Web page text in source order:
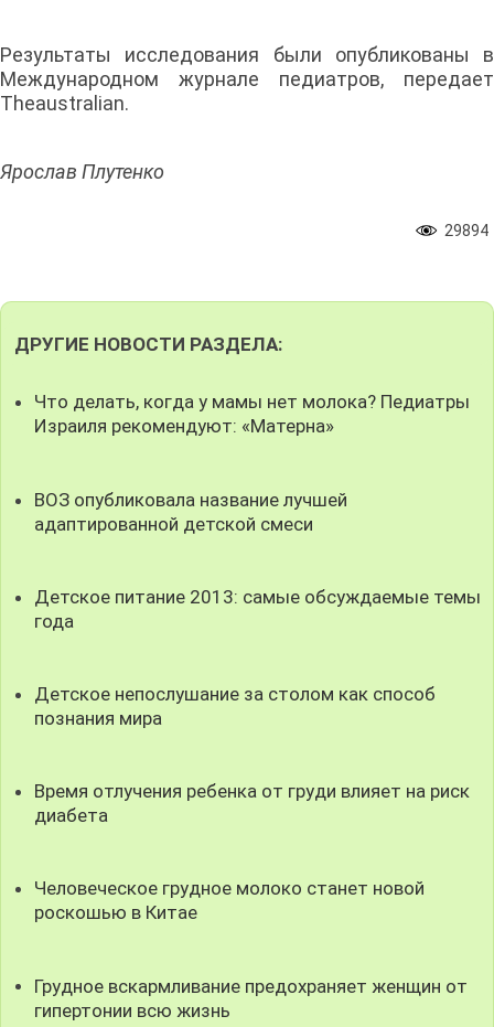
Результаты исследования были опубликованы в
Международном журнале педиатров, передает
Theaustralian.
Ярослав Плутенко
29894
ДРУГИЕ НОВОСТИ РАЗДЕЛА:
Что делать, когда у мамы нет молока? Педиатры
Израиля рекомендуют: «Матерна»
ВОЗ опубликовала название лучшей
адаптированной детской смеси
Детское питание 2013: самые обсуждаемые темы
года
Детское непослушание за столом как способ
познания мира
Время отлучения ребенка от груди влияет на риск
диабета
Человеческое грудное молоко станет новой
роскошью в Китае
Грудное вскармливание предохраняет женщин от
гипертонии всю жизнь